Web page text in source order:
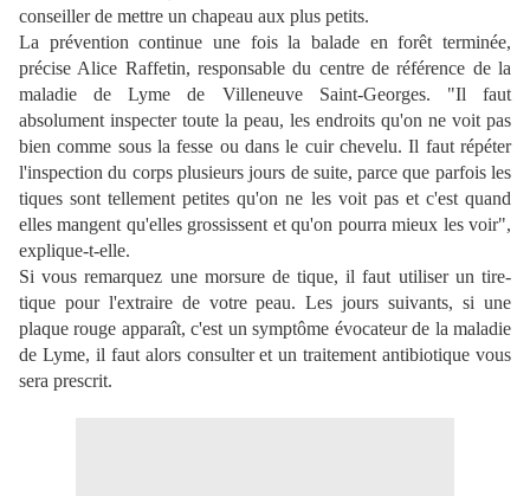
conseiller de mettre un chapeau aux plus petits.
La prévention continue une fois la balade en forêt terminée,
précise Alice Raffetin, responsable du centre de référence de la
maladie de Lyme de Villeneuve Saint-Georges. "Il faut
absolument inspecter toute la peau, les endroits qu'on ne voit pas
bien comme sous la fesse ou dans le cuir chevelu. Il faut répéter
l'inspection du corps plusieurs jours de suite, parce que parfois les
tiques sont tellement petites qu'on ne les voit pas et c'est quand
elles mangent qu'elles grossissent et qu'on pourra mieux les voir",
explique-t-elle.
Si vous remarquez une morsure de tique, il faut utiliser un tire-
tique pour l'extraire de votre peau. Les jours suivants, si une
plaque rouge apparaît, c'est un symptôme évocateur de la maladie
de Lyme, il faut alors consulter et un traitement antibiotique vous
sera prescrit.